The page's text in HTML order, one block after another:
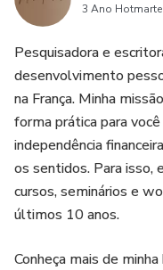
3 Ano
Pesquisadora e
desenvolvimento
na França. Minha
forma prática para
independência
os sentidos. Para isso,
cursos, seminários e
últimos 10 anos.
Conheça mais de